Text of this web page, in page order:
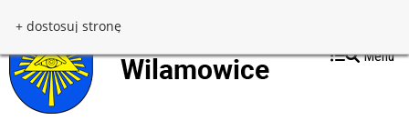
+ dostosuj stronę
Menu